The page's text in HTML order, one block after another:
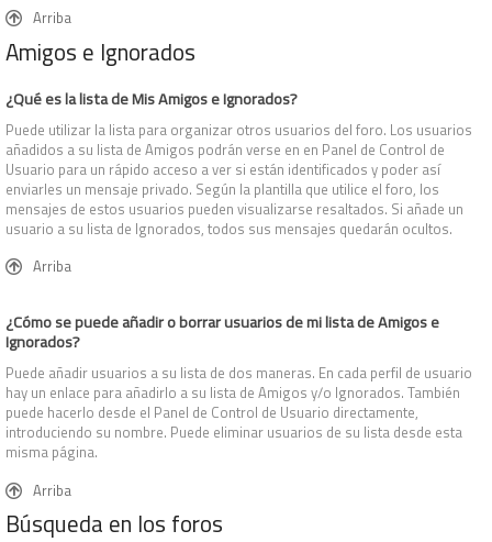
Arriba
Amigos e Ignorados
¿Qué es la lista de Mis Amigos e Ignorados?
Puede utilizar la lista para organizar otros usuarios del foro. Los usuarios
añadidos a su lista de Amigos podrán verse en en Panel de Control de
Usuario para un rápido acceso a ver si están identificados y poder así
enviarles un mensaje privado. Según la plantilla que utilice el foro, los
mensajes de estos usuarios pueden visualizarse resaltados. Si añade un
usuario a su lista de Ignorados, todos sus mensajes quedarán ocultos.
Arriba
¿Cómo se puede añadir o borrar usuarios de mi lista de Amigos e
Ignorados?
Puede añadir usuarios a su lista de dos maneras. En cada perfil de usuario
hay un enlace para añadirlo a su lista de Amigos y/o Ignorados. También
puede hacerlo desde el Panel de Control de Usuario directamente,
introduciendo su nombre. Puede eliminar usuarios de su lista desde esta
misma página.
Arriba
Búsqueda en los foros